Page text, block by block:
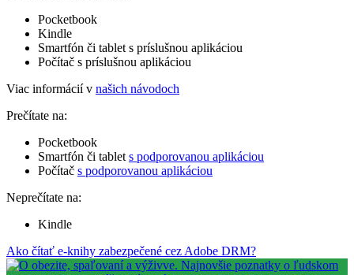
Pocketbook
Kindle
Smartfón či tablet s príslušnou aplikáciou
Počítač s príslušnou aplikáciou
Viac informácií v našich návodoch
Prečítate na:
Pocketbook
Smartfón či tablet s podporovanou aplikáciou
Počítač s podporovanou aplikáciou
Neprečítate na:
Kindle
Ako čítať e-knihy zabezpečené cez Adobe DRM?